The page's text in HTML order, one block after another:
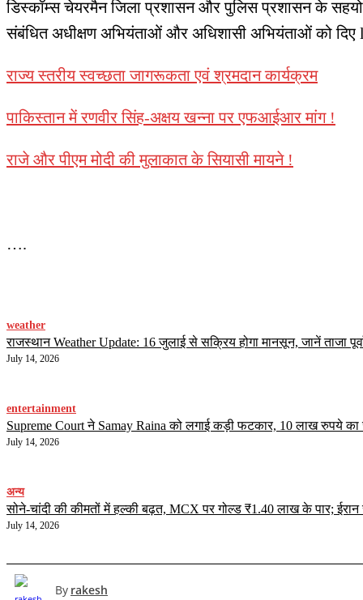
डिस्कॉम्स चेयरमैन जिला प्रशासन और पुलिस प्रशासन के
संबंधित अधीक्षण अभियंताओं और अधिशासी अभियंताओं को दिए
राज्य स्तरीय स्वच्छता जागरूकता एवं श्रमदान कार्यक्रम
पाकिस्तान में रणवीर सिंह-अक्षय खन्ना पर एफआईआर मांग !
राजे और पीएम मोदी की मुलाकात के सियासी मायने !
….
weather
राजस्थान Weather Update: 16 जुलाई से सक्रिय होगा मानसून, जानें ताजा
July 14, 2026
entertainment
Supreme Court ने Samay Raina को लगाई कड़ी फटकार, 10 लाख रुपये का
July 14, 2026
अन्य
सोने-चांदी की कीमतों में हल्की बढ़त, MCX पर गोल्ड ₹1.40 लाख के पार;
July 14, 2026
By rakesh